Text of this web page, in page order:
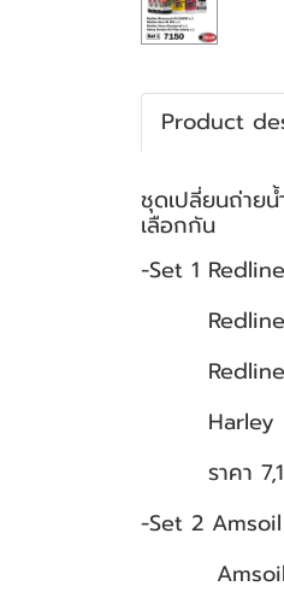
Product
ชุดเปลี่ยนถ่าย
เลือกกัน
-Set 1
Redline
Redline
Harley
ราคา
-Set 2
Amsoil V-